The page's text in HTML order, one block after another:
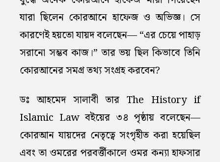
যারা ছিলেন কোরআনে হাফেজ ও অভিজ্ঞ। সে
কারণেই হয়তো যায়দ বলেছেন— “এর চেয়ে পাহাড়
সরানো সম্ভব কাজ।” তার ভয় ছিল কিভাবে তিনি
কোরআনের সমগ্র তথ্য সংগ্রহ করবেন?
ডঃ আহমেদ সালাবী তার The History if
Islamic Law বইয়ের ৩৪ পৃষ্ঠায় বলেছেন—
কোরআন যায়দের নেতৃত্বে সংগৃহীত করা হয়েছিল
এবং তা ওমরের পরবর্ত্তীকালে ওমর কন্যা হাফসার